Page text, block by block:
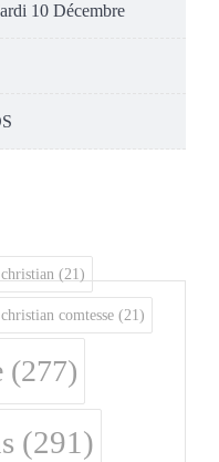
10 Décembre
christian (21)
christian comtesse (21)
(277)
(291)